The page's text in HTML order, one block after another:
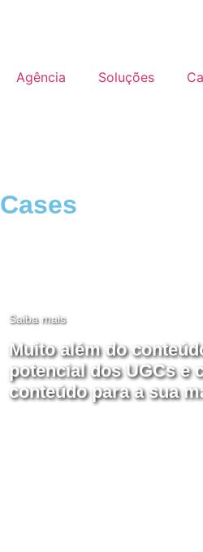
Agência Soluções
Cases
Saiba mais
Muito além do
potencial dos UGCs e
conteúdo para a sua